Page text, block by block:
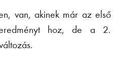
van, akinek már az első
hoz, de a 2.